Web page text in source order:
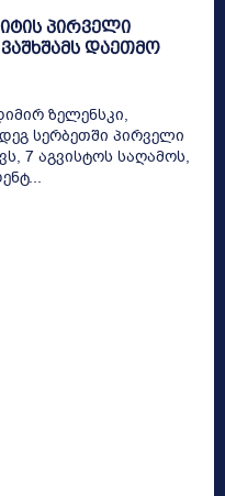
პირველი
დაეთმო
ზელენსკი,
სერბეთში პირველი
7 აგვისტოს საღამოს,